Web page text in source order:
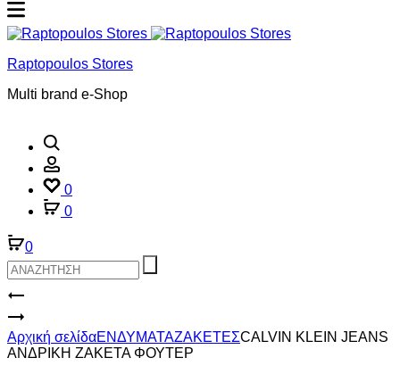
Raptopoulos Stores
Multi brand e-Shop
0
0
0
Product
navigation
ΑΝΔΡΙΚΗ
ΜΠΛΟΥΖΑ
CALVIN
KLEIN
JEANS
ΑΝΔΡΙΚΗ
Αρχική σελίδαΕΝΔΥΜΑΤΑΖΑΚΕΤΕΣCALVIN KLEIN JEANS
ΑΝΔΡΙΚΗ ΖΑΚΕΤΑ ΦΟΥΤΕΡ